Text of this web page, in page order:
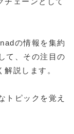
の情報を集約
て、その注目の
説します。
トピックを覚え